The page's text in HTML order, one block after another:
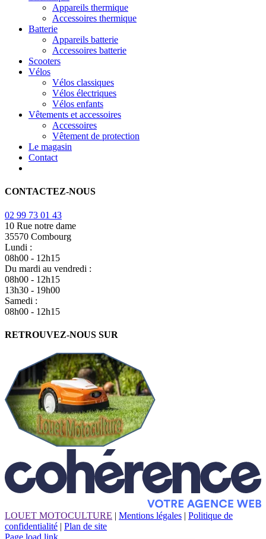
Appareils thermique
Accessoires thermique
Batterie
Appareils batterie
Accessoires batterie
Scooters
Vélos
Vélos classiques
Vélos électriques
Vélos enfants
Vêtements et accessoires
Accessoires
Vêtement de protection
Le magasin
Contact
CONTACTEZ-NOUS
02 99 73 01 43
10 Rue notre dame
35570 Combourg
Lundi :
08h00 - 12h15
Du mardi au vendredi :
08h00 - 12h15
13h30 - 19h00
Samedi :
08h00 - 12h15
RETROUVEZ-NOUS SUR
LOUET MOTOCULTURE | Mentions légales | Politique de
confidentialité | Plan de site
Page load link